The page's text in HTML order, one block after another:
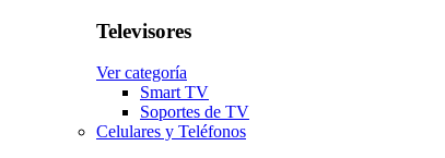
Televisores
Ver categoría
Smart TV
Soportes de TV
Celulares y Teléfonos